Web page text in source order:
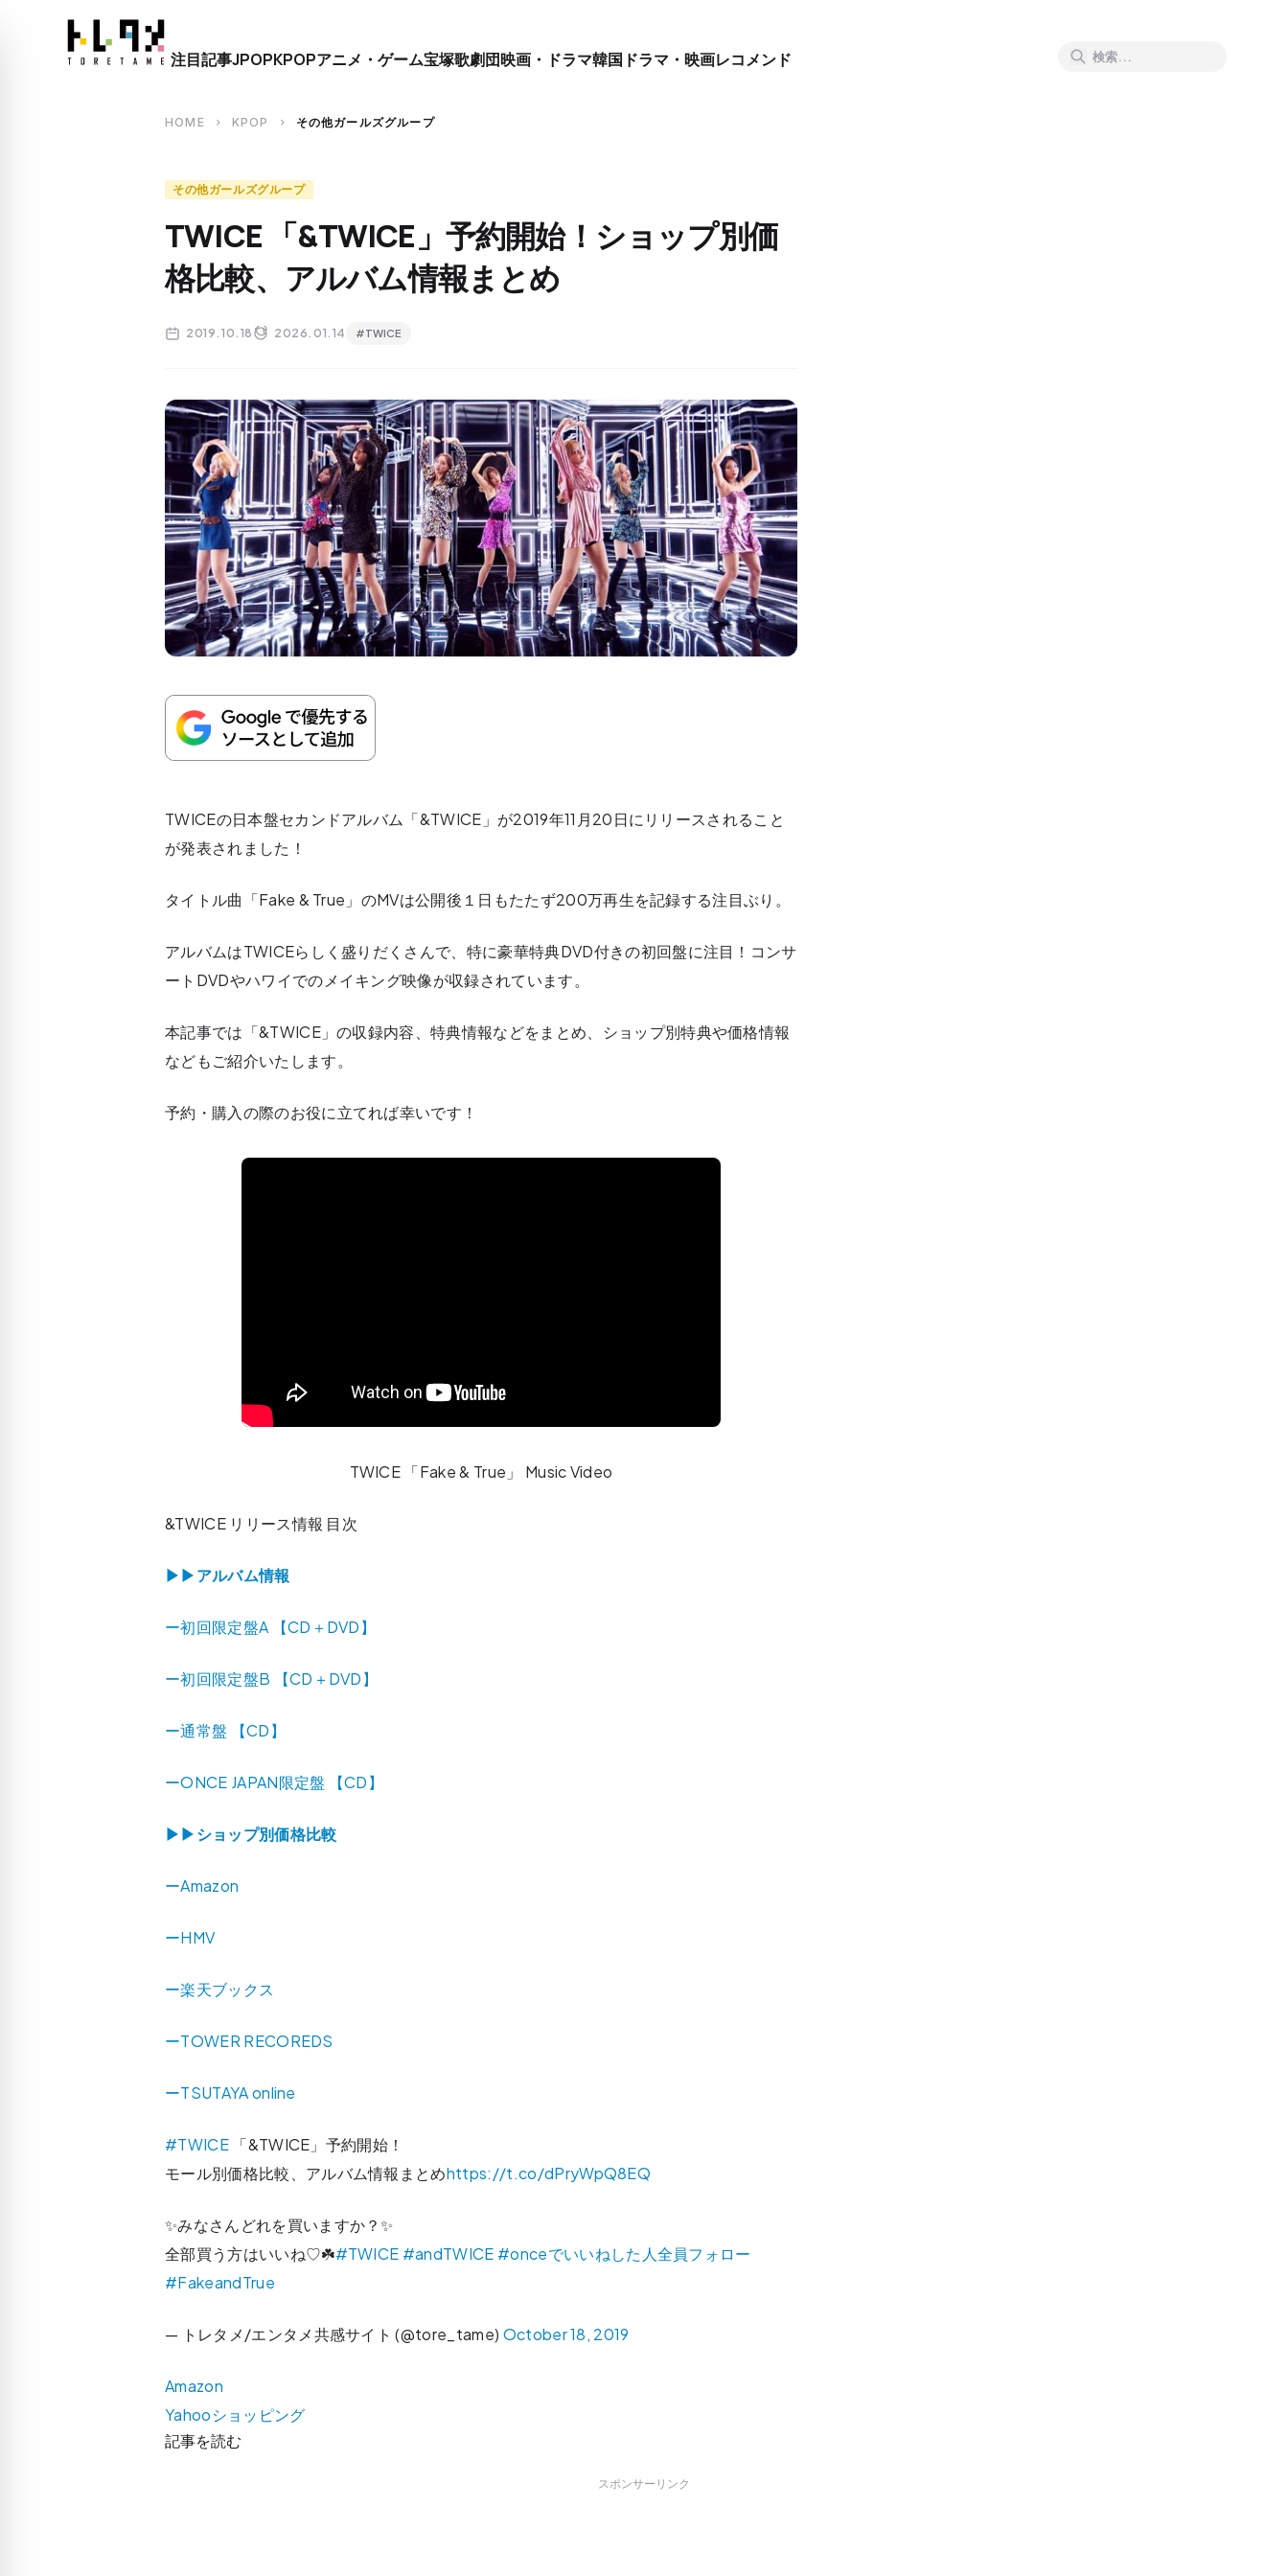
close
注目記事JPOPKPOPアニメ・ゲーム宝塚歌劇団映画・ドラマ韓国ドラマ・映画レコメンド
HOME chevron_right KPOP chevron_right その他ガールズグループ
その他ガールズグループ
TWICE 「&TWICE」予約開始！ショップ別価
格比較、アルバム情報まとめ
2019.10.18 2026.01.14 #TWICE
TWICEの日本盤セカンドアルバム「&TWICE」が2019年11月20日にリリースされること
が発表されました！
タイトル曲「Fake & True」のMVは公開後１日もたたず200万再生を記録する注目ぶり。
アルバムはTWICEらしく盛りだくさんで、特に豪華特典DVD付きの初回盤に注目！コンサ
ートDVDやハワイでのメイキング映像が収録されています。
本記事では「&TWICE」の収録内容、特典情報などをまとめ、ショップ別特典や価格情報
などもご紹介いたします。
予約・購入の際のお役に立てれば幸いです！
TWICE 「Fake & True」 Music Video
&TWICE リリース情報 目次
▶▶アルバム情報
ー初回限定盤A 【CD＋DVD】
ー初回限定盤B 【CD＋DVD】
ー通常盤 【CD】
ーONCE JAPAN限定盤 【CD】
▶▶ショップ別価格比較
ーAmazon
ーHMV
ー楽天ブックス
ーTOWER RECOREDS
ーTSUTAYA online
#TWICE「&TWICE」予約開始！
モール別価格比較、アルバム情報まとめhttps://t.co/dPryWpQ8EQ
✨みなさんどれを買いますか？✨
全部買う方はいいね♡☘️#TWICE #andTWICE #onceでいいねした人全員フォロー
#FakeandTrue
— トレタメ/エンタメ共感サイト (@tore_tame) October 18, 2019
Amazon
Yahooショッピング
記事を読む
スポンサーリンク